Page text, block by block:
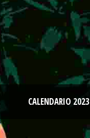
CALENDARIO 2023